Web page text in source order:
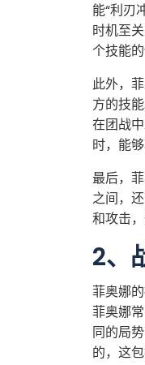
能“利刃
时机至
个技能
此外，
方的技
在团战
时，能
最后，
之间，
和攻击
2、
菲奥娜
菲奥娜
同的局
的，这